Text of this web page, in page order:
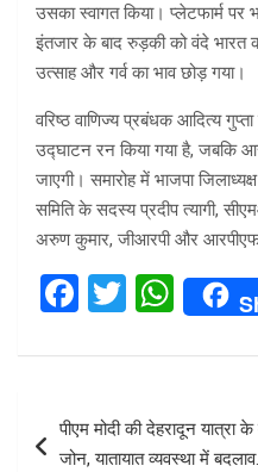
उसका स्वागत किया। प्लेटफार्म
इंतजार के बाद रुड़की को वंदे भारत
उत्साह और गर्व का भाव छोड़ गया।
वरिष्ठ वाणिज्य प्रबंधक आदित्य
उद्घाटन रन किया गया है, जबकि
जाएगी। समारोह में भाजपा
समिति के सदस्य प्रदीप त्यागी,
अरुण कुमार, जीआरपी और
F
ce
o
T
tt
er
W
h
at
A
navigation
पीएम मोदी की देहरादून यात्रा
जोन, यातायात व्यवस्था में